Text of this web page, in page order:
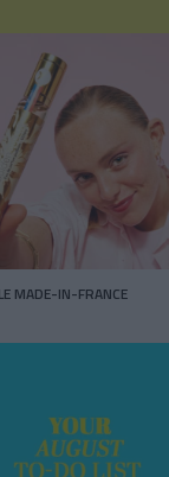
MADE-IN-FRANCE